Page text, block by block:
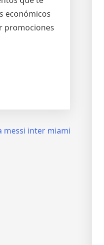
económicos
promociones
messi inter miami